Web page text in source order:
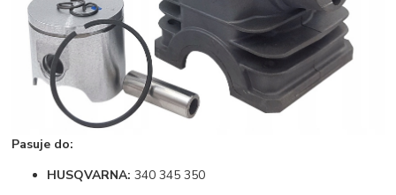
Pasuje do:
HUSQVARNA: 340 345 350